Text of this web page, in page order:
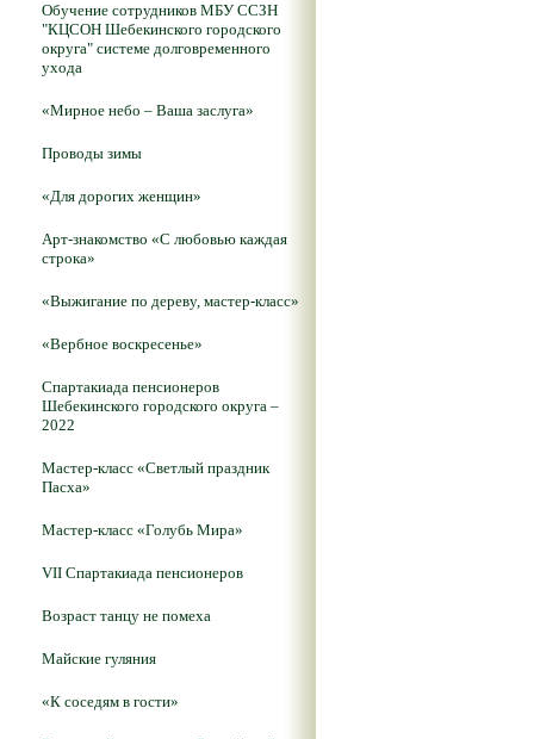
Обучение сотрудников МБУ ССЗН
"КЦСОН Шебекинского городского
округа" системе долговременного
ухода
«Мирное небо – Ваша заслуга»
Проводы зимы
«Для дорогих женщин»
Арт-знакомство «С любовью каждая
строка»
«Выжигание по дереву, мастер-класс»
«Вербное воскресенье»
Спартакиада пенсионеров
Шебекинского городского округа –
2022
Мастер-класс «Светлый праздник
Пасха»
Мастер-класс «Голубь Мира»
VII Спартакиада пенсионеров
Возраст танцу не помеха
Майские гуляния
«К соседям в гости»